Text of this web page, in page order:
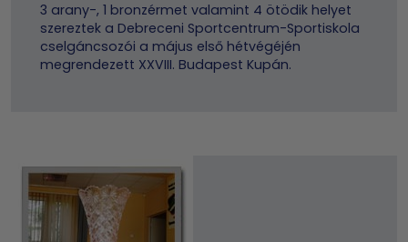
3 arany-, 1 bronzérmet valamint 4 ötödik helyet
szereztek a Debreceni Sportcentrum-Sportiskola
cselgáncsozói a május első hétvégéjén
megrendezett XXVIII. Budapest Kupán.